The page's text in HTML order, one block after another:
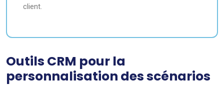
client.
Outils CRM pour la
personnalisation des scénarios